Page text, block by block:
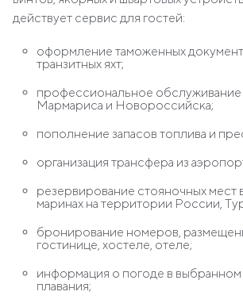
действует сервис для гостей:
оформление таможенных
транзитных яхт;
профессиональное обслуживание
Мармариса и Новороссийска;
пополнение запасов топлива и
организация трансфера из
резервирование стояночных мест
маринах на территории России,
бронирование номеров,
гостинице, хостеле, отеле;
информация о погоде в
плавания;